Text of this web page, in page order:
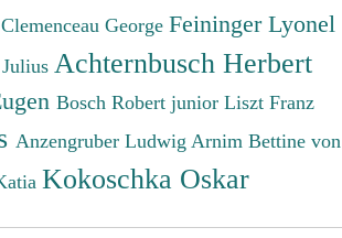
Clemenceau George Feininger Lyonel
Achternbusch Herbert
Bosch Robert junior Liszt Franz
Anzengruber Ludwig Arnim Bettine von
Kokoschka Oskar